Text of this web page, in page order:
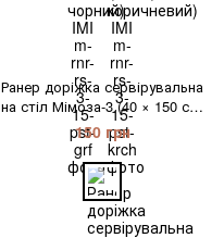
Ранер доріжка сервірувальна
на стіл Мімоза-3 (40 × 150 см,
бавовна, овочі, білий) IMI
150 грн